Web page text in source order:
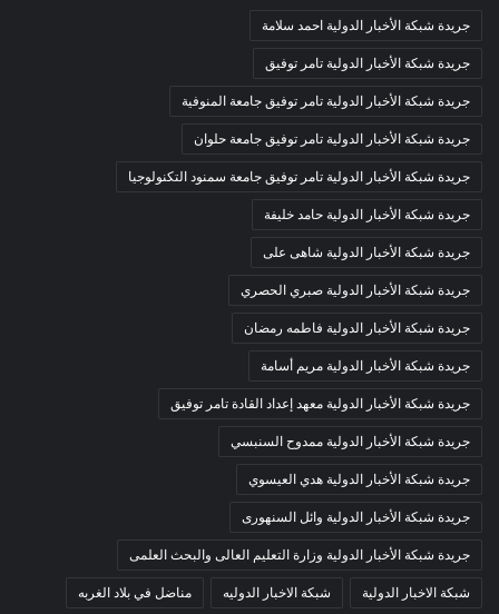
جريدة شبكة الأخبار الدولية احمد سلامة
جريدة شبكة الأخبار الدولية تامر توفيق
جريدة شبكة الأخبار الدولية تامر توفيق جامعة المنوفية
جريدة شبكة الأخبار الدولية تامر توفيق جامعة حلوان
جريدة شبكة الأخبار الدولية تامر توفيق جامعة سمنود التكنولوجيا
جريدة شبكة الأخبار الدولية حامد خليفة
جريدة شبكة الأخبار الدولية شاهى على
جريدة شبكة الأخبار الدولية صبري الحصري
جريدة شبكة الأخبار الدولية فاطمه رمضان
جريدة شبكة الأخبار الدولية مريم أسامة
جريدة شبكة الأخبار الدولية معهد إعداد القادة تامر توفيق
جريدة شبكة الأخبار الدولية ممدوح السنبسي
جريدة شبكة الأخبار الدولية هدي العيسوي
جريدة شبكة الأخبار الدولية وائل السنهورى
جريدة شبكة الأخبار الدولية وزارة التعليم العالى والبحث العلمى
شبكة الاخبار الدولية شبكة الاخبار الدوليه مناضل في بلاد الغربه